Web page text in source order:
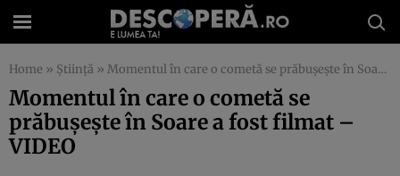
Home » Știință » Momentul în care o cometă se prăbuşeşte în Soare a fost filmat – VIDEO
Momentul în care o cometă se
prăbuşeşte în Soare a fost filmat –
VIDEO